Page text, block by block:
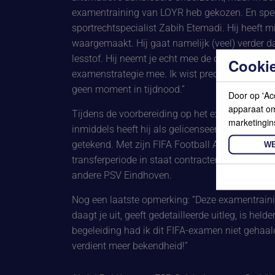
examentraining van LOYR heb gekozen. En
sportrechtspecialist Zabih Etemadi. Hij heeft
waargemaakt. Hij gaat namelijk (veel) verder
lesstof. Hij neemt je echt mee de diepte in en
examenstrategie mee. Ik wist precies wat ik kon
geen moment in tijdnood.”
Tijdens de voorbereiding op het examen was
inmiddels heeft hij als gelicenseerd
getekend. Met zijn FIFA Football Agent-licentie
transferperiode in staat contracten voor zijn
andere PSV Eindhoven.
Nog een laatste opmerking: “Deze
daagt je uit, geeft gedetailleerde uitleg, is
begeleiding had ik dit FIFA-examen niet
verdient meer bekendheid!”
Door op
apparaat